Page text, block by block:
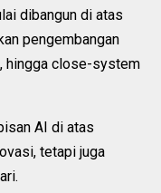
dibangun di atas
pengembangan
hingga close-system
AI di atas
tetapi juga